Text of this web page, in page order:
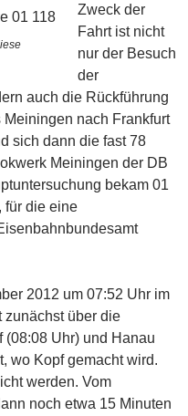
Zweck der
Fahrt ist nicht
nur der Besuch
der
auch die Rückführung
nach Frankfurt
sich dann die fast 78
Meiningen der DB
bekam 01
für die eine
2012 um 07:52 Uhr im
zunächst über die
(08:08 Uhr) und Hanau
wo Kopf gemacht wird.
werden. Vom
noch etwa 15 Minuten